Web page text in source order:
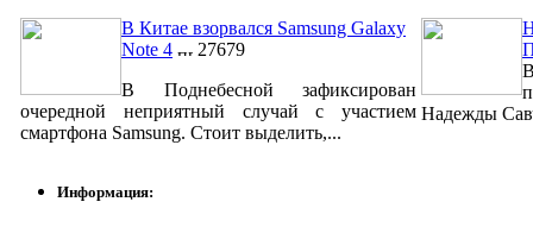
В Китае взорвался Samsung Galaxy
Note 4
27679
В Поднебесной зафиксирован
очередной неприятный случай с участием
смартфона Samsung. Стоит выделить,...
Надежды
Информация: